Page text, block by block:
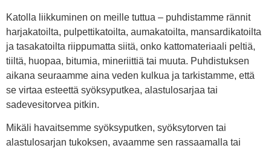
Katolla liikkuminen on meille tuttua – puhdistamme rännit
harjakatoilta, pulpettikatoilta, aumakatoilta, mansardikatoilta
ja tasakatoilta riippumatta siitä, onko kattomateriaali peltiä,
tiiltä, huopaa, bitumia, mineriittiä tai muuta. Puhdistuksen
aikana seuraamme aina veden kulkua ja tarkistamme, että
se virtaa esteettä syöksyputkea, alastulosarjaa tai
sadevesitorvea pitkin.
Mikäli havaitsemme syöksyputken, syöksytorven tai
alastulosarjan tukoksen, avaamme sen rassaamalla tai